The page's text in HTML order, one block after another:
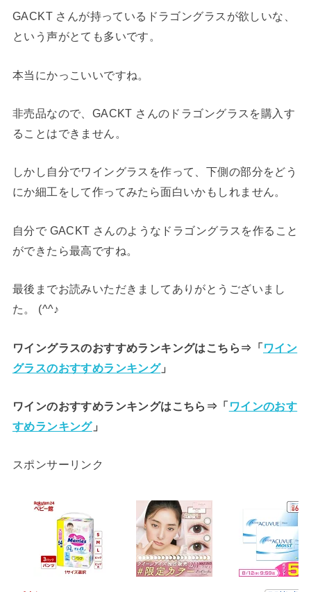
GACKT さんが持っているドラゴングラスが欲しいな、
という声がとても多いです。
本当にかっこいいですね。
非売品なので、GACKT さんのドラゴングラスを購入す
ることはできません。
しかし自分でワイングラスを作って、下側の部分をどう
にか細工をして作ってみたら面白いかもしれません。
自分で GACKT さんのようなドラゴングラスを作ること
ができたら最高ですね。
最後までお読みいただきましてありがとうございまし
た。 (^^♪
ワイングラスのおすすめランキングはこちら⇒「ワイン
グラスのおすすめランキング」
ワインのおすすめランキングはこちら⇒「 ワインのおす
すめランキング」
スポンサーリンク